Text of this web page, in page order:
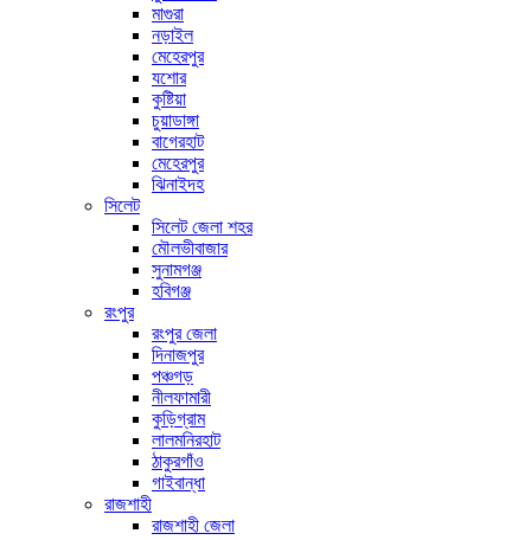
মাগুরা
নড়াইল
মেহেরপুর
যশোর
কুষ্টিয়া
চুয়াডাঙ্গা
বাগেরহাট
মেহেরপুর
ঝিনাইদহ
সিলেট
সিলেট জেলা শহর
মৌলভীবাজার
সুনামগঞ্জ
হবিগঞ্জ
রংপুর
রংপুর জেলা
দিনাজপুর
পঞ্চগড়
নীলফামারী
কুড়িগ্রাম
লালমনিরহাট
ঠাকুরগাঁও
গাইবান্ধা
রাজশাহী
রাজশাহী জেলা